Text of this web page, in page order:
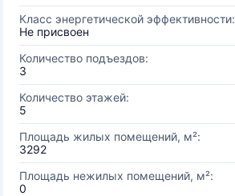
Класс энергетической эффективности:
Не присвоен
Количество подъездов:
3
Количество этажей:
5
Площадь жилых помещений, м²:
3292
Площадь нежилых помещений, м²:
0